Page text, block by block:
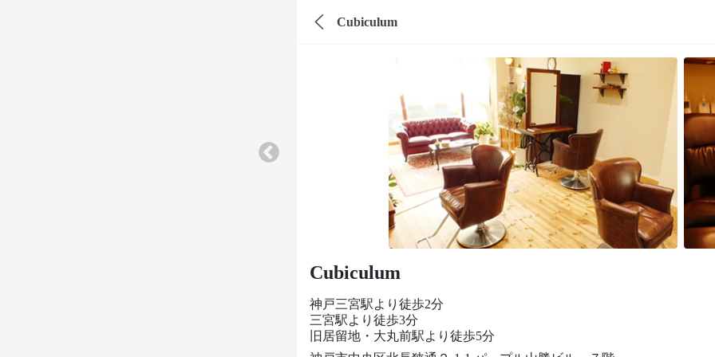
Cubiculum
Cubiculum
神戸三宮駅より徒歩2分
三宮駅より徒歩3分
旧居留地・大丸前駅より徒歩5分